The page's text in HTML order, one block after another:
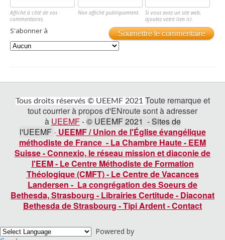
Affiché à côté de vos
commentaires.
Non affiché publiquement.
Si vous avez un site web,
ajoutez votre lien ici.
Soumettre le commentaire
S'abonner à
Tous droits réservés © UEEMF 2021 Toute remarque et
tout courrier à propos d'ENroute sont à adresser
à UEEMF-© UEEMF 2021 - Sites de
l'UEEMF- UEEMF / Union de l'Église évangélique
méthodiste de France - La Chambre Haute- EEM
Suisse-Connexio, le réseau mission et diaconie de
l'EEM- Le Centre Méthodiste de Formation
Théologique (CMFT)- Le Centre de Vacances
Landersen - La congrégation des Soeurs de
Bethesda, Strasbourg - Librairies Certitude- Diaconat
Bethesda de Strasbourg -Tipi Ardent-Contact
Powered by